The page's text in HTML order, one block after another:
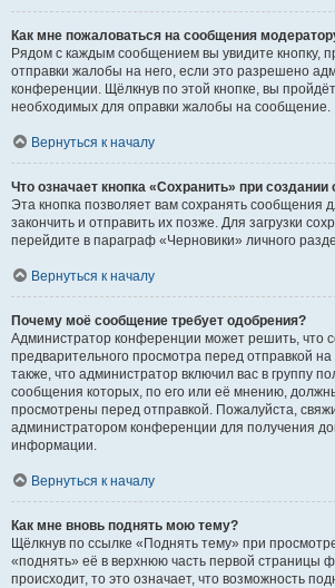
Как мне пожаловаться на сообщения
Рядом с каждым сообщением вы увидите кнопку,
отправки жалобы на него, если это разрешено
конференции. Щёлкнув по этой кнопке, вы
необходимых для оправки жалобы на сообщение.
Вернуться к началу
Что означает кнопка «Сохранить» при
Эта кнопка позволяет вам сохранять сообщения
закончить и отправить их позже. Для загрузки
перейдите в параграф «Черновики» личного
Вернуться к началу
Почему моё сообщение требует одобрения?
Администратор конференции может решить, что
предварительного просмотра перед отправкой
также, что администратор включил вас в группу
сообщения которых, по его или её мнению,
просмотрены перед отправкой. Пожалуйста,
администратором конференции для получения
информации.
Вернуться к началу
Как мне вновь поднять мою тему?
Щёлкнув по ссылке «Поднять тему» при
«поднять» её в верхнюю часть первой страницы
происходит, то это означает, что возможность